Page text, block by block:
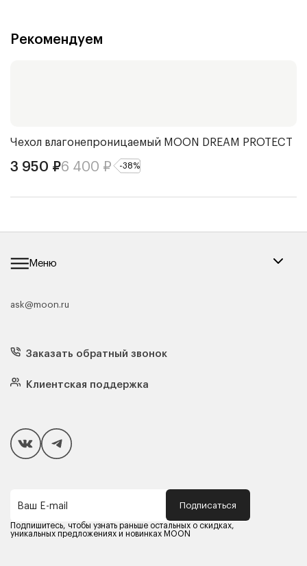
Рекомендуем
Чехол влагонепроницаемый MOON DREAM PROTECT
3 950 ₽6 400 ₽ -38%
Меню
Каталог мебели
Кресла
Матрасы
Подушки
Чехлы и наматрасники
Покупателям
Способы оплаты
Компания MOON
Оферта
Политика конфиденциальности
ask@moon.ru
Заказать обратный звонок
Клиентская поддержка
Ваш E-mail Подписаться
Подпишитесь, чтобы узнать раньше остальных о скидках,
уникальных предложениях и новинках MOON